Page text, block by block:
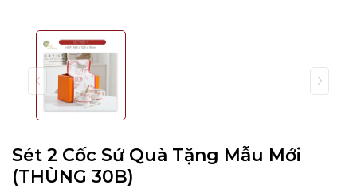
Sét 2 Cốc Sứ Quà Tặng Mẫu Mới
(THÙNG 30B)